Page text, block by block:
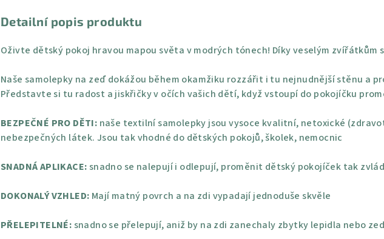
Detailní popis produktu
Oživte dětský pokoj hravou mapou světa v modrých tónech! Díky veselým
Naše samolepky na zeď dokážou během okamžiku rozzářit i tu nejnudnější stěnu a
Představte si tu radost a jiskřičky v očích vašich dětí, když vstoupí do pokojíčku
BEZPEČNÉ PRO DĚTI: naše textilní samolepky jsou vysoce kvalitní, netoxické
nebezpečných látek. Jsou tak vhodné do dětských pokojů, školek, nemocnic
SNADNÁ APLIKACE:snadno se nalepují i odlepují, proměnit dětský pokojíček tak
DOKONALÝ VZHLED: Mají matný povrch a na zdi vypadají jednoduše skvěle
PŘELEPITELNÉ:snadno se přelepují, aniž by na zdi zanechaly zbytky lepidla nebo